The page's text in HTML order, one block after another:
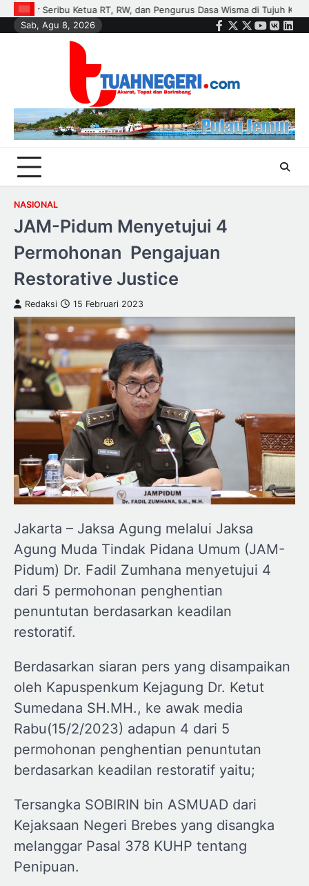
Skip
to
Kecamatan
Polisi dan Petani di Kandis Kawal Jagung 12
Sab, Agu 8, 2026
Facebook
Twitter
Instagram
Youtube
VK
NASIONAL
JAM-Pidum Menyetujui 4
Permohonan Pengajuan
Restorative Justice
Redaksi 15 Februari 2023
Jakarta – Jaksa Agung melalui Jaksa
Agung Muda Tindak Pidana Umum (JAM-
Pidum) Dr. Fadil Zumhana menyetujui 4
dari 5 permohonan penghentian
penuntutan berdasarkan keadilan
restoratif.
Berdasarkan siaran pers yang disampaikan
oleh Kapuspenkum Kejagung Dr. Ketut
Sumedana SH.MH., ke awak media
Rabu(15/2/2023) adapun 4 dari 5
permohonan penghentian penuntutan
berdasarkan keadilan restoratif yaitu;
Tersangka SOBIRIN bin ASMUAD dari
Kejaksaan Negeri Brebes yang disangka
melanggar Pasal 378 KUHP tentang
Penipuan.